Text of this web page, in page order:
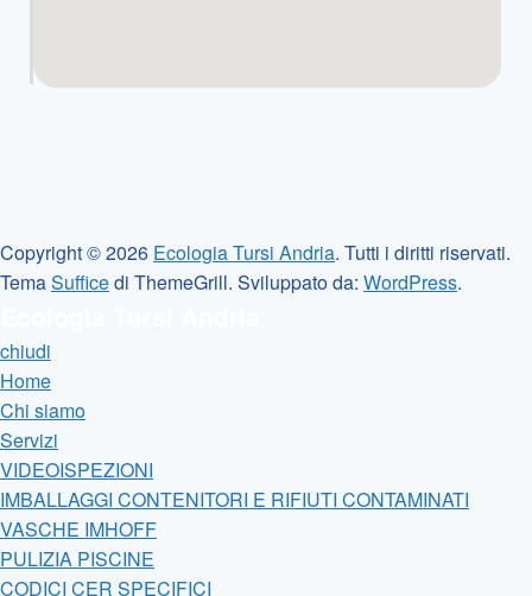
Copyright © 2026 Ecologia Tursi Andria. Tutti i diritti riservati.
TemaSufficedi ThemeGrill. Sviluppato da: WordPress.
chiudi
Home
Chi siamo
Servizi
VIDEOISPEZIONI
IMBALLAGGI CONTENITORI E RIFIUTI CONTAMINATI
VASCHE IMHOFF
PULIZIA PISCINE
CODICI CER SPECIFICI